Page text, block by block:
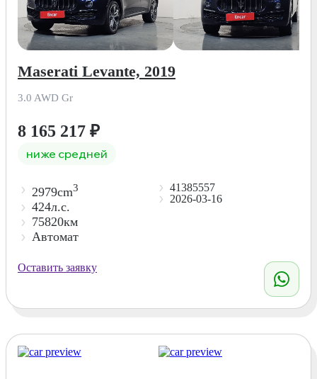
Maserati Levante, 2019
3.0 AWD Gr
8 165 217 ₽
ниже средней
2979cm3
424л.с.
75820км
Автомат
41385557
2026-03-16
Оставить заявку